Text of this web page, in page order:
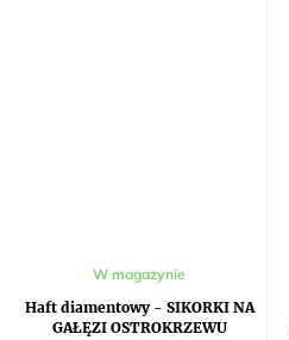
Haft diamentowy - SIKORKI NA
GAŁĘZI OSTROKRZEWU
W magazynie